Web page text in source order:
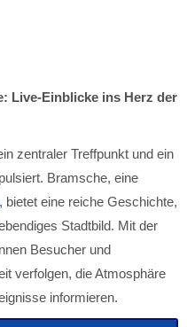
Live-Einblicke ins Herz der
zentraler Treffpunkt und ein
Bramsche, eine
, bietet eine reiche Geschichte,
Stadtbild. Mit der
Besucher und
verfolgen, die Atmosphäre
informieren.